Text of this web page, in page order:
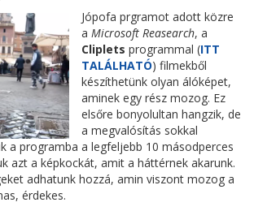
Jópofa prgramot adott közre
aMicrosoft Reasearch, a
Cliplets programmal (ITT
TALÁLHATÓ) filmekből
készíthetünk olyan álóképet,
aminek egy rész mozog. Ez
elsőre bonyolultan hangzik, de
a megvalósítás sokkal
a programba a legfeljebb 10 másodperces
azt a képkockát, amit a háttérnek akarunk.
adhatunk hozzá, amin viszont mozog a
érdekes.